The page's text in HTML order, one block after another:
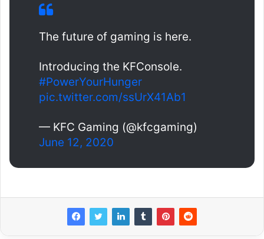
The future of gaming is here.
Introducing the KFConsole.
#PowerYourHunger
pic.twitter.com/ssUrX41Ab1
— KFC Gaming (@kfcgaming)
June 12, 2020